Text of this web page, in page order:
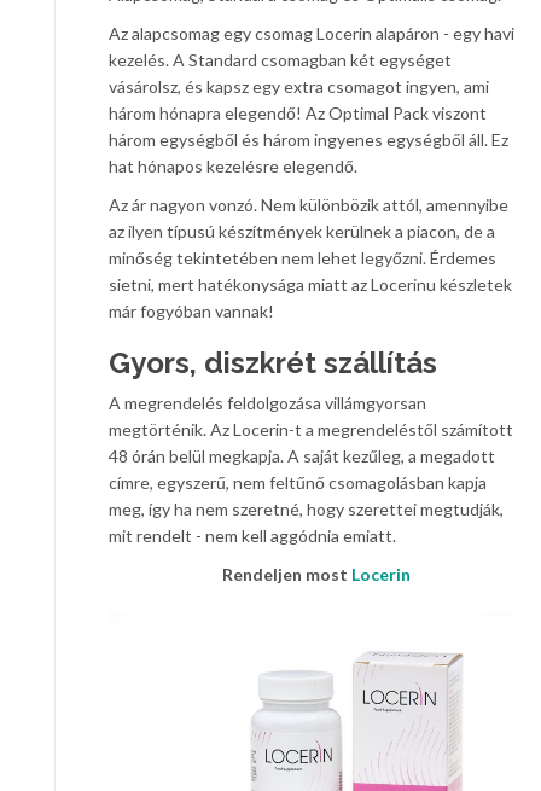
Az alapcsomag egy csomag Locerin alapáron - egy havi
kezelés. A Standard csomagban két egységet
vásárolsz, és kapsz egy extra csomagot ingyen, ami
három hónapra elegendő! Az Optimal Pack viszont
három egységből és három ingyenes egységből áll. Ez
hat hónapos kezelésre elegendő.
Az ár nagyon vonzó. Nem különbözik attól, amennyibe
az ilyen típusú készítmények kerülnek a piacon, de a
minőség tekintetében nem lehet legyőzni. Érdemes
sietni, mert hatékonysága miatt az Locerinu készletek
már fogyóban vannak!
Gyors, diszkrét szállítás
A megrendelés feldolgozása villámgyorsan
megtörténik. Az Locerin-t a megrendeléstől számított
48 órán belül megkapja. A saját kezűleg, a megadott
címre, egyszerű, nem feltűnő csomagolásban kapja
meg, így ha nem szeretné, hogy szerettei megtudják,
mit rendelt - nem kell aggódnia emiatt.
Rendeljen most Locerin